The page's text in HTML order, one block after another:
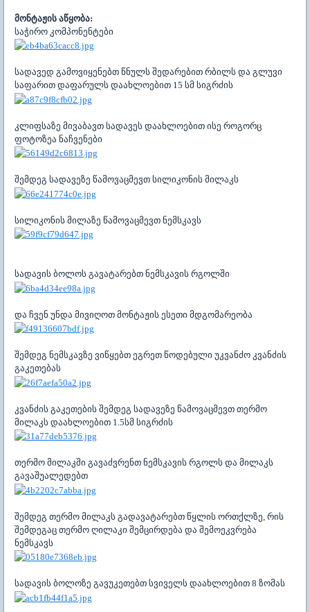
მონტაჟის აწყობა:
საჭირო კომპონენტები
სადავედ გამოვიყენებთ წნულს შედარებით რბილს და გლუვი
საფარით დაფარულს დაახლოებით 15 სმ სიგრძის
კლიფსაზე მივაბავთ სადავეს დაახლოებით ისე როგორც
ფოტოზეა ნაჩვენები
შემდეგ სადავეზე წამოვაცმევთ სილიკონის მილაკს
სილიკონის მილაზე წამოვაცმევთ ნემსკავს
სადავის ბოლოს გავატარებთ ნემსკავის რგოლში
და ჩვენ უნდა მივიღოთ მონტაჟის ესეთი მდგომარეობა
შემდეგ ნემსკავზე ვიწყებთ ეგრეთ წოდებული უკვანძო კვანძის
გაკეთებას
კვანძის გაკეთების შემდეგ სადავეზე წამოვაცმევთ თერმო
მილაკს დაახლოებით 1.5სმ სიგრძის
თერმო მილაკში გავაძვრენთ ნემსკავის რგოლს და მილაკს
გავაშუალედებთ
შემდეგ თერმო მილაკს გადავატარებთ წყლის ორთქლზე, რის
შემდეგაც თერმო ღილაკი შემცირდება და შემოეკვრება
ნემსკავს
სადავის ბოლოზე გავუკეთებთ სვიველს დაახლოებით 8 ზომას